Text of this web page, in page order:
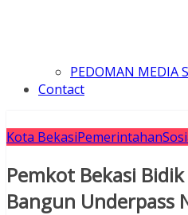
PEDOMAN MEDIA
Contact
Kota BekasiPemerintahan
Pemkot Bekasi
Bangun Underpass